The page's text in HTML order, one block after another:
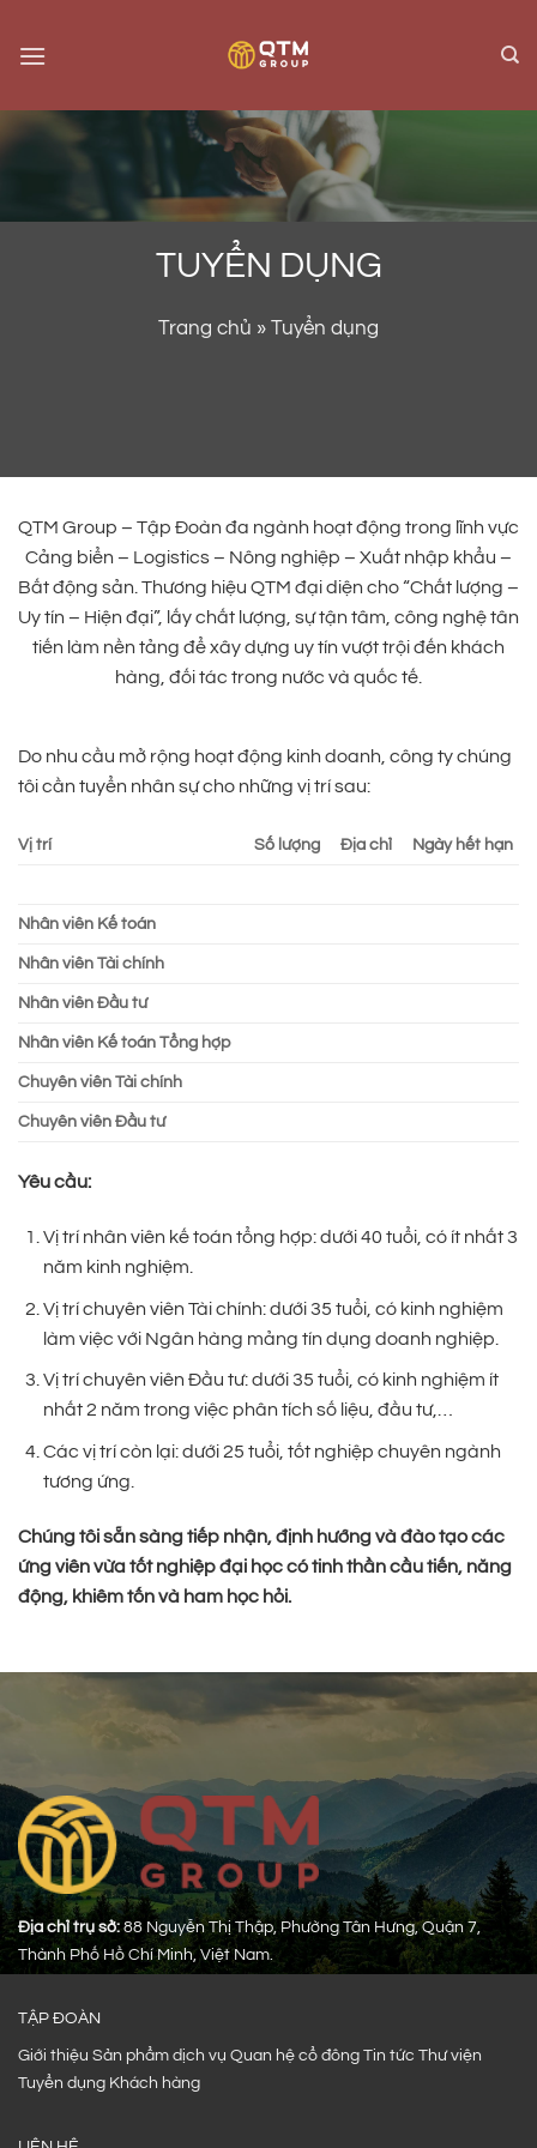
TUYỂN DỤNG
Trang chủ » Tuyển dụng
QTM Group – Tập Đoàn đa ngành hoạt động trong lĩnh vực
Cảng biển – Logistics – Nông nghiệp – Xuất nhập khẩu –
Bất động sản. Thương hiệu QTM đại diện cho “Chất lượng –
Uy tín – Hiện đại”, lấy chất lượng, sự tận tâm, công nghệ tân
tiến làm nền tảng để xây dựng uy tín vượt trội đến khách
hàng, đối tác trong nước và quốc tế.
Do nhu cầu mở rộng hoạt động kinh doanh, công ty chúng
tôi cần tuyển nhân sự cho những vị trí sau:
Vị trí Số lượng Địa chỉ Ngày hết hạn
Nhân viên Kế toán
Nhân viên Tài chính
Nhân viên Đầu tư
Nhân viên Kế toán Tổng hợp
Chuyên viên Tài chính
Chuyên viên Đầu tư
Yêu cầu:
Vị trí nhân viên kế toán tổng hợp: dưới 40 tuổi, có ít nhất 3
năm kinh nghiệm.
Vị trí chuyên viên Tài chính: dưới 35 tuổi, có kinh nghiệm
làm việc với Ngân hàng mảng tín dụng doanh nghiệp.
Vị trí chuyên viên Đầu tư: dưới 35 tuổi, có kinh nghiệm ít
nhất 2 năm trong việc phân tích số liệu, đầu tư,…
Các vị trí còn lại: dưới 25 tuổi, tốt nghiệp chuyên ngành
tương ứng.
Chúng tôi sẵn sàng tiếp nhận, định hướng và đào tạo các
ứng viên vừa tốt nghiệp đại học có tinh thần cầu tiến, năng
động, khiêm tốn và ham học hỏi.
Địa chỉ trụ sở:88 Nguyễn Thị Thập, Phường Tân Hưng, Quận 7,
Thành Phố Hồ Chí Minh, Việt Nam.
TẬP ĐOÀN
Giới thiệu Sản phẩm dịch vụ Quan hệ cổ đông Tin tức Thư viện
Tuyển dụng Khách hàng